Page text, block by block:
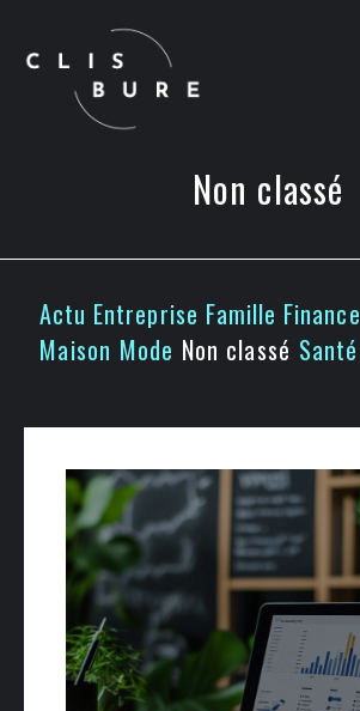
contenu
Non classé
Actu Entreprise Famille Finance
Maison Mode Non classé Santé